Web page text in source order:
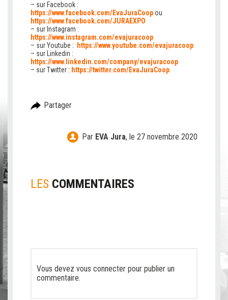
– sur Facebook :
https://www.facebook.com/EvaJuraCoopou
https://www.facebook.com/JURAEXPO
– sur Instagram :
https://www.instagram.com/evajuracoop
– sur Youtube :
https://www.youtube.com/evajuracoop
– sur Linkedin :
https://www.linkedin.com/company/evajuracoop
– surTwitter : https://twitter.com/EvaJuraCoop
Partager
Par EVA Jura, le 27 novembre 2020
LES COMMENTAIRES
Vous devez vous connecter pour publier un
commentaire.